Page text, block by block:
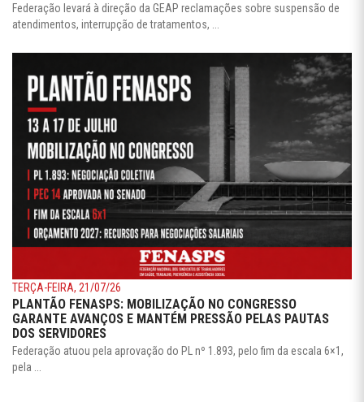
Federação levará à direção da GEAP reclamações sobre suspensão de
atendimentos, interrupção de tratamentos, ...
TERÇA-FEIRA, 21/07/26
PLANTÃO FENASPS: MOBILIZAÇÃO NO CONGRESSO
GARANTE AVANÇOS E MANTÉM PRESSÃO PELAS PAUTAS
DOS SERVIDORES
Federação atuou pela aprovação do PL nº 1.893, pelo fim da escala 6×1,
pela ...